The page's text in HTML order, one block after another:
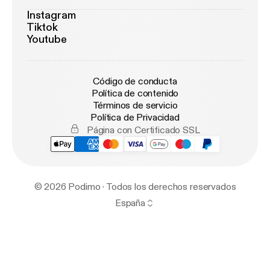
Instagram
Tiktok
Youtube
Código de conducta
Política de contenido
Términos de servicio
Política de Privacidad
Página con Certificado SSL
© 2026 Podimo · Todos los derechos reservados
España